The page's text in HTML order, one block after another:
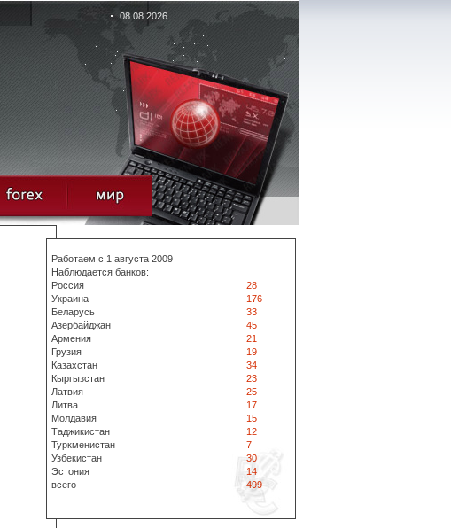
08.08.2026
Работаем с 1 августа 2009
Наблюдается банков:
Россия
28
Украина
176
Беларусь
33
Азербайджан
45
Армения
21
Грузия
19
Казахстан
34
Кыргызстан
23
Латвия
25
Литва
17
Молдавия
15
Таджикистан
12
Туркменистан
7
Узбекистан
30
Эстония
14
всего
499